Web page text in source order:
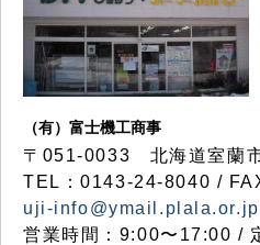
（有）富士機工商事
〒051-0033 北海道室蘭
TEL：0143-24-8040 /
uji-info@ymail.plala.or.jp
営業時間：9:00〜17:00 /